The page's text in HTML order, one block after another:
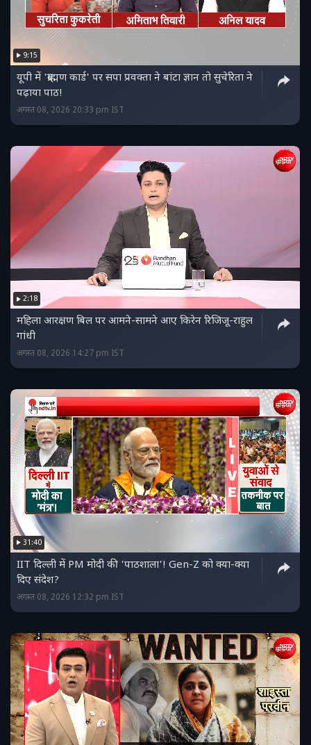
9:15
यूपी में 'ब्राह्मण कार्ड' पर सपा प्रवक्ता ने बांटा ज्ञान तो सुचेरिता ने
पढ़ाया पाठ!
अगस्त 08, 2026 20:33 pm IST
2:18
महिला आरक्षण बिल पर आमने-सामने आए किरेन रिजिजू-राहुल
गांधी
अगस्त 08, 2026 14:27 pm IST
31:40
IIT दिल्ली में PM मोदी की 'पाठशाला'! Gen-Z को क्या-क्या
दिए संदेश?
अगस्त 08, 2026 12:32 pm IST